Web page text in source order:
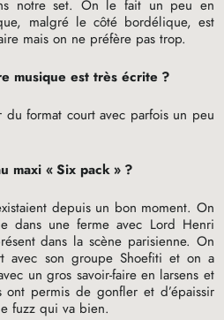
notre set. On le fait un peu en
malgré le côté bordélique, est
mais on ne préfère pas trop.
musique est très écrite ?
du format court avec parfois un peu
maxi «Six pack» ?
depuis un bon moment. On
dans une ferme avec Lord Henri
dans la scène parisienne. On
avec son groupe Shoefiti et on a
un gros savoir-faire en larsens et
permis de gonfler et d’épaissir
fuzz qui va bien.